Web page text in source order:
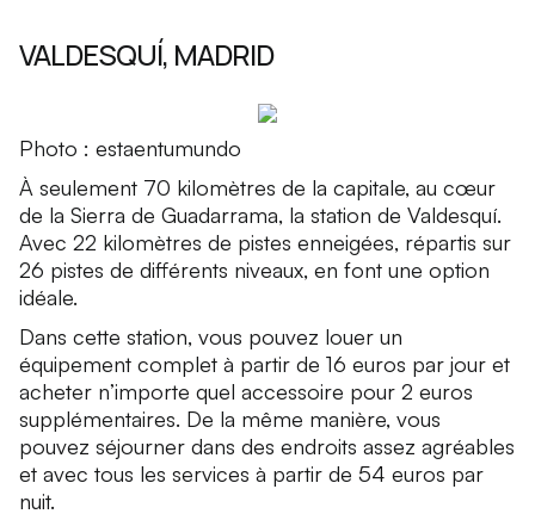
VALDESQUÍ, MADRID
Photo : estaentumundo
À seulement 70 kilomètres de la capitale, au cœur
de la Sierra de Guadarrama, la station de Valdesquí.
Avec 22 kilomètres de pistes enneigées, répartis sur
26 pistes de différents niveaux, en font une option
idéale.
Dans cette station, vous pouvez louer un
équipement complet à partir de 16 euros par jour et
acheter n’importe quel accessoire pour 2 euros
supplémentaires. De la même manière, vous
pouvez séjourner dans des endroits assez agréables
et avec tous les services à partir de 54 euros par
nuit.